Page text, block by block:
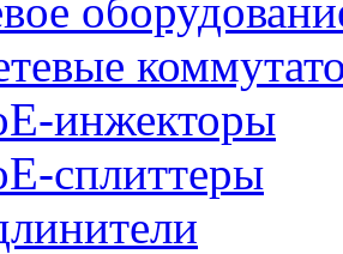
инжекторы
сплиттеры